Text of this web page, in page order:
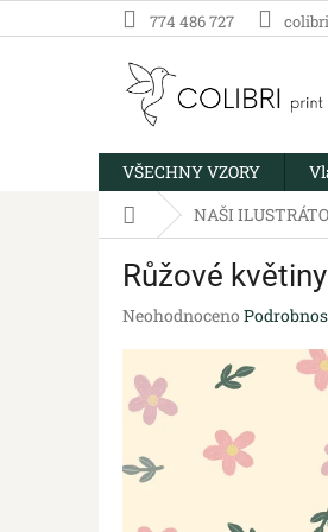
na
774 486 727
VŠECHNY VZORY
Domů NAŠI
Růžové
Průměrné
je
0,0
hvězdiček.
Neohodnoceno